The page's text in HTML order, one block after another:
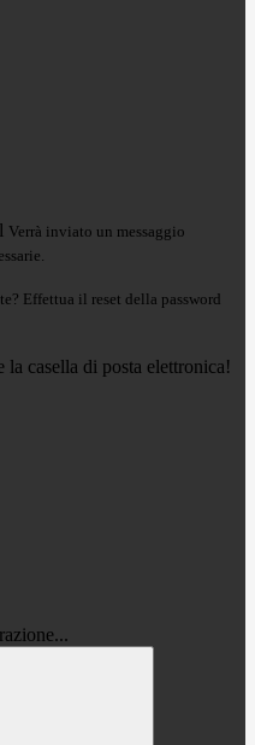
Verrà inviato un messaggio
Effettua il reset della password
casella di posta elettronica!